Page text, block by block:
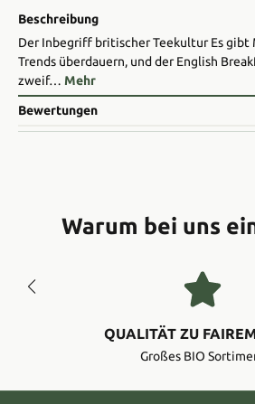
Beschreibung
Der Inbegriff britischer Teekultur Es gibt
Trends überdauern, und der English
zweif… Mehr
Bewertungen
Warum bei uns
QUALITÄT ZU
Großes BIO